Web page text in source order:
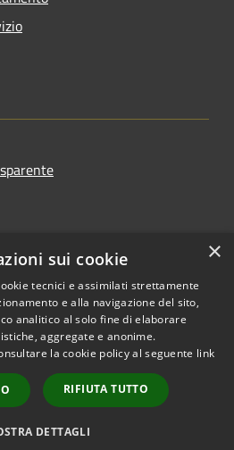
Copyright © 2026 • Comune di
Villanova del Battista •
Powered byMunicipium
Accesso redazione
×
sui cookie
tecnici e assimilati strettamente
e alla navigazione del sito,
analitico al solo fine di elaborare
aggregate e anonime.
la cookie policy al seguente link
RIFIUTA TUTTO
DETTAGLI